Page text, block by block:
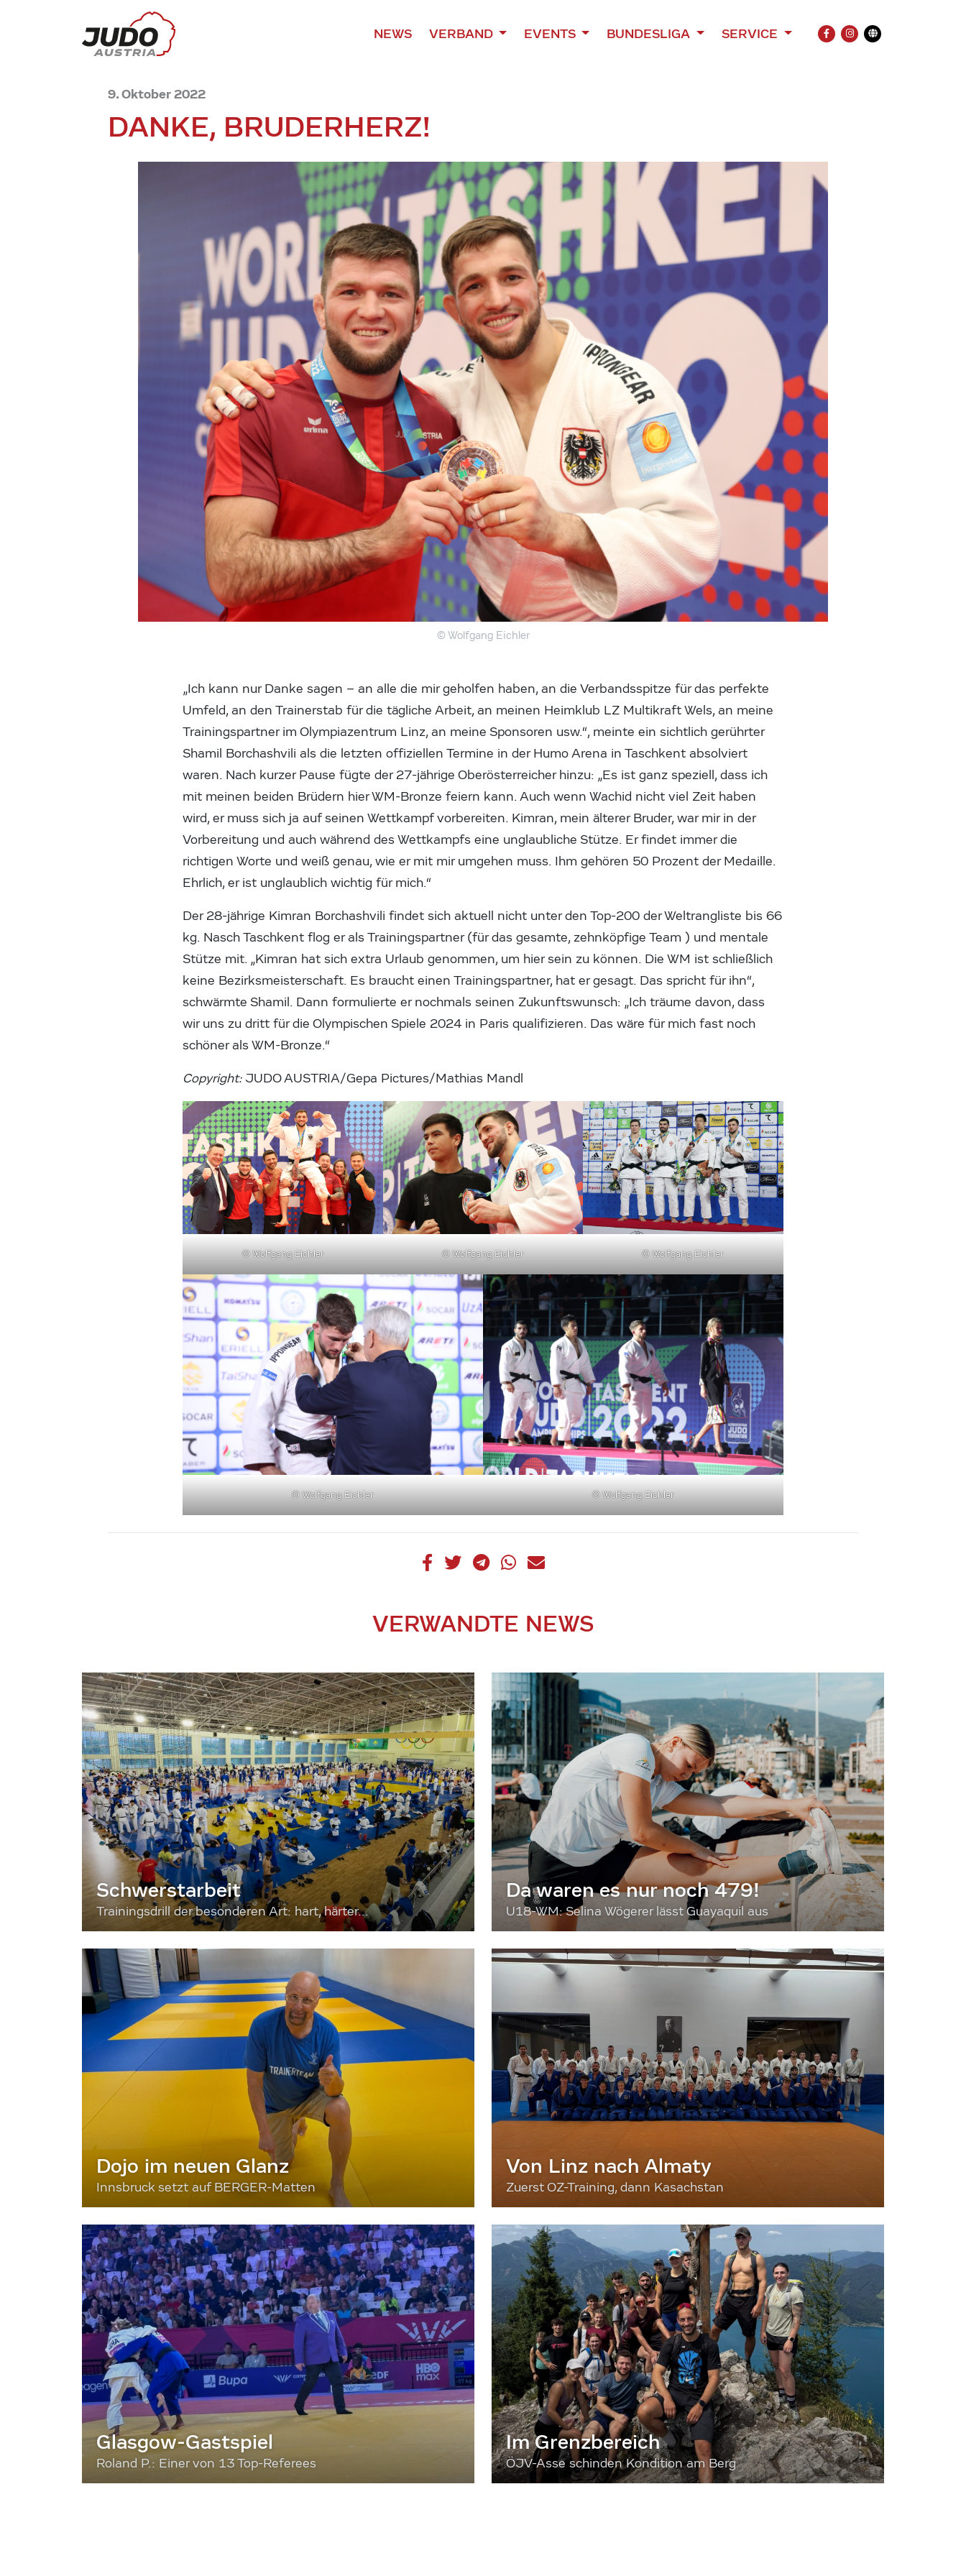
NEWS VERBAND EVENTS BUNDESLIGA SERVICE
FACEBOOK
INSTAGRAM
Übersetzung
9. Oktober 2022
DANKE, BRUDERHERZ!
© Wolfgang Eichler
„Ich kann nur Danke sagen – an alle die mir geholfen haben, an die Verbandsspitze für das perfekte
Umfeld, an den Trainerstab für die tägliche Arbeit, an meinen Heimklub LZ Multikraft Wels, an meine
Trainingspartner im Olympiazentrum Linz, an meine Sponsoren usw.“, meinte ein sichtlich gerührter
Shamil Borchashvili als die letzten offiziellen Termine in der Humo Arena in Taschkent absolviert
waren. Nach kurzer Pause fügte der 27-jährige Oberösterreicher hinzu: „Es ist ganz speziell, dass ich
mit meinen beiden Brüdern hier WM-Bronze feiern kann. Auch wenn Wachid nicht viel Zeit haben
wird, er muss sich ja auf seinen Wettkampf vorbereiten. Kimran, mein älterer Bruder, war mir in der
Vorbereitung und auch während des Wettkampfs eine unglaubliche Stütze. Er findet immer die
richtigen Worte und weiß genau, wie er mit mir umgehen muss. Ihm gehören 50 Prozent der Medaille.
Ehrlich, er ist unglaublich wichtig für mich.“
Der 28-jährige Kimran Borchashvili findet sich aktuell nicht unter den Top-200 der Weltrangliste bis 66
kg. Nasch Taschkent flog er als Trainingspartner (für das gesamte, zehnköpfige Team ) und mentale
Stütze mit. „Kimran hat sich extra Urlaub genommen, um hier sein zu können. Die WM ist schließlich
keine Bezirksmeisterschaft. Es braucht einen Trainingspartner, hat er gesagt. Das spricht für ihn“,
schwärmte Shamil. Dann formulierte er nochmals seinen Zukunftswunsch: „Ich träume davon, dass
wir uns zu dritt für die Olympischen Spiele 2024 in Paris qualifizieren. Das wäre für mich fast noch
schöner als WM-Bronze.“
Copyright: JUDO AUSTRIA/Gepa Pictures/Mathias Mandl
© Wolfgang Eichler © Wolfgang Eichler © Wolfgang Eichler
© Wolfgang Eichler © Wolfgang Eichler
VERWANDTE NEWS
Schwerstarbeit
Trainingsdrill der besonderen Art: hart, härter...
Da waren es nur noch 479!
U18-WM: Selina Wögerer lässt Guayaquil aus
Dojo im neuen Glanz
Innsbruck setzt auf BERGER-Matten
Von Linz nach Almaty
Zuerst OZ-Training, dann Kasachstan
Glasgow-Gastspiel
Roland P.: Einer von 13 Top-Referees
Im Grenzbereich
ÖJV-Asse schinden Kondition am Berg